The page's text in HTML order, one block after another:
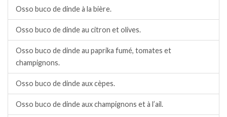
Osso buco de dinde à la bière.
Osso buco de dinde au citron et olives.
Osso buco de dinde au paprika fumé, tomates et
champignons.
Osso buco de dinde aux cèpes.
Osso buco de dinde aux champignons et à l’ail.